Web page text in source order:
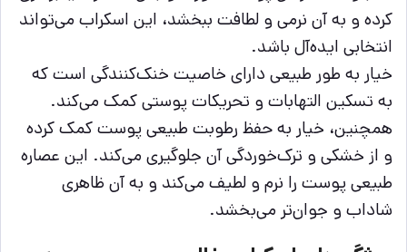
کرده و به آن نرمی و لطافت ببخشد، این اسکراب می‌تواند
انتخابی ایده‌آل باشد.
خیار به طور طبیعی دارای خاصیت خنک‌کنندگی است که
به تسکین التهابات و تحریکات پوستی کمک می‌کند.
همچنین، خیار به حفظ رطوبت طبیعی پوست کمک کرده
و از خشکی و ترک‌خوردگی آن جلوگیری می‌کند. این عصاره
طبیعی پوست را نرم و لطیف می‌کند و به آن ظاهری
شاداب و جوان‌تر می‌بخشد.